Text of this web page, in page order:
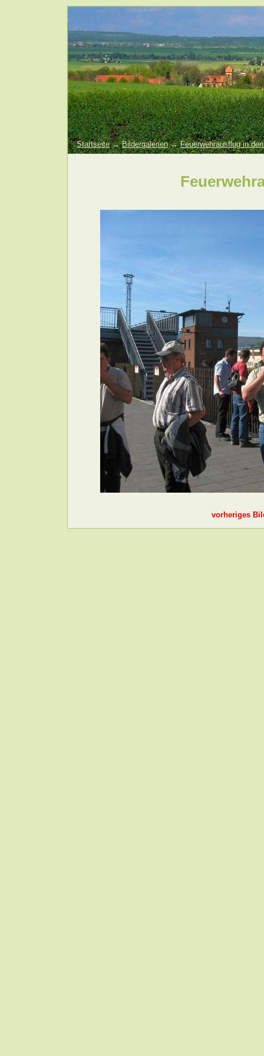
Startseite→Bildergalerien→Feuerwehrausflug in
vorheriges